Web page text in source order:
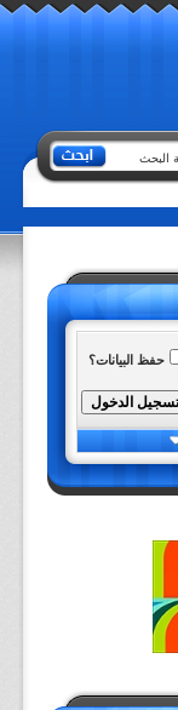
حفظ البيانات؟